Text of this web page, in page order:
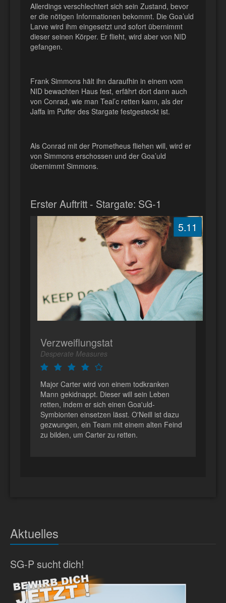
Allerdings verschlechtert sich sein Zustand, bevor
er die nötigen Informationen bekommt. Die Goa’uld
Larve wird ihm eingesetzt und sofort übernimmt
dieser seinen Körper. Er flieht, wird aber von NID
gefangen.
Frank Simmons hält ihn daraufhin in einem vom
NID bewachten Haus fest, erfährt dort dann auch
von Conrad, wie man Teal’c retten kann, als der
Jaffa im Puffer des Stargate festgesteckt ist.
Als Conrad mit der Prometheus fliehen will, wird er
von Simmons erschossen und der Goa’uld
übernimmt Simmons.
Erster Auftritt - Stargate: SG-1
5.11
Verzweiflungstat
Desperate Measures
Major Carter wird von einem todkranken
Mann gekidnappt. Dieser will sein Leben
retten, indem er sich einen Goa'uld-
Symbionten einsetzen lässt. O'Neill ist dazu
gezwungen, ein Team mit einem alten Feind
zu bilden, um Carter zu retten.
Aktuelles
SG-P sucht dich!